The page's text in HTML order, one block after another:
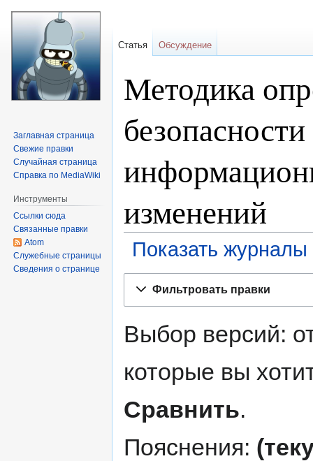
Методика
изменений
Показать
Фильтровать правки
Выбор версий:
которые вы
Сравнить.
Пояснения:
Статья Обсуждение
Заглавная страница
Свежие правки
Случайная страница
Справка по MediaWiki
Инструменты
Ссылки сюда
Связанные правки
Atom
Служебные страницы
Сведения о странице